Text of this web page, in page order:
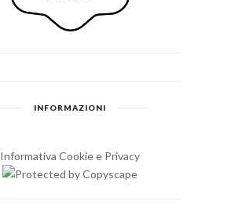
INFORMAZIONI
Informativa Cookie e Privacy